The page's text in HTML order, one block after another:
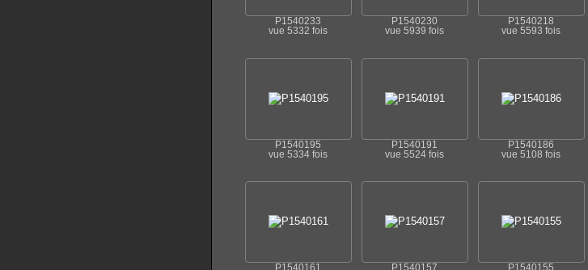
P1540233
vue 5332 fois
P1540230
vue 5939 fois
P1540218
vue 5593 fois
P1540195
vue 5334 fois
P1540191
vue 5524 fois
P1540186
vue 5108 fois
P1540161 P1540157 P1540155